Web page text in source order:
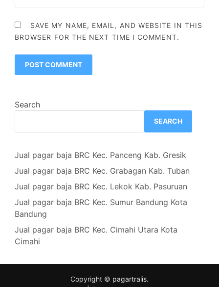
SAVE MY NAME, EMAIL, AND WEBSITE IN THIS
BROWSER FOR THE NEXT TIME I COMMENT.
Search
SEARCH
Jual pagar baja BRC Kec. Panceng Kab. Gresik
Jual pagar baja BRC Kec. Grabagan Kab. Tuban
Jual pagar baja BRC Kec. Lekok Kab. Pasuruan
Jual pagar baja BRC Kec. Sumur Bandung Kota
Bandung
Jual pagar baja BRC Kec. Cimahi Utara Kota
Cimahi
Copyright © pagartralis.